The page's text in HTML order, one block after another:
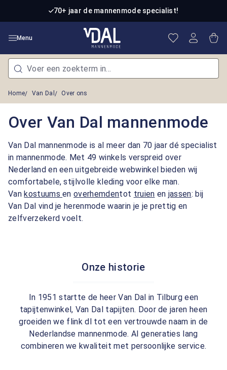
Ga naar de hoofdinhoud70+ jaar de mannenmode specialist!
Menu Je hebt 0
Home Van Dal Over ons
Over Van Dal mannenmode
Van Dal mannenmode is al meer dan 70 jaar dé specialist
in mannenmode. Met 49 winkels verspreid over
Nederland en een uitgebreide webwinkel bieden wij
comfortabele, stijlvolle kleding voor elke man.
Vankostuumsenoverhemdentot truien en jassen: bij
Van Dal vind je herenmode waarin je je prettig en
zelfverzekerd voelt.
Onze historie
In 1951 startte de heer Van Dal in Tilburg een
tapijtenwinkel, Van Dal tapijten. Door de jaren heen
groeiden we flink dl tot een vertrouwde naam in de
Nederlandse mannenmode. Al generaties lang
combineren we kwaliteit met persoonlijke service.